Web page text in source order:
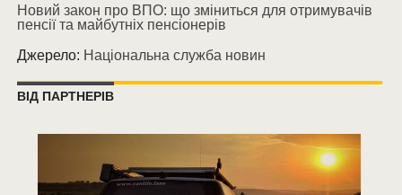
Новий закон про ВПО: що зміниться для отримувачів
пенсії та майбутніх пенсіонерів
Джерело: Національна служба новин
ВІД ПАРТНЕРІВ